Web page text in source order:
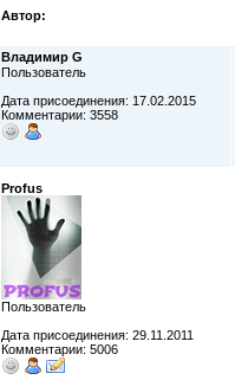
Автор:
Владимир G
Пользователь
Дата присоединения: 17.02.2015
Комментарии: 3558
Profus
Пользователь
Дата присоединения: 29.11.2011
Комментарии: 5006